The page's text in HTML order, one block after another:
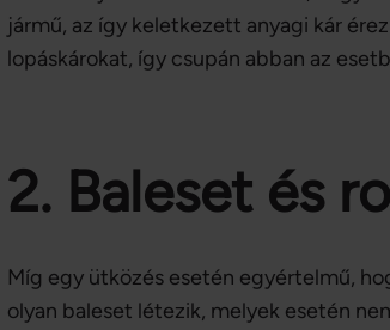
jármű, az így keletkezett anyagi kár
lopáskárokat, így csupán abban az
2. Baleset és
Míg egy ütközés esetén egyértelmű,
olyan baleset létezik, melyek esetén